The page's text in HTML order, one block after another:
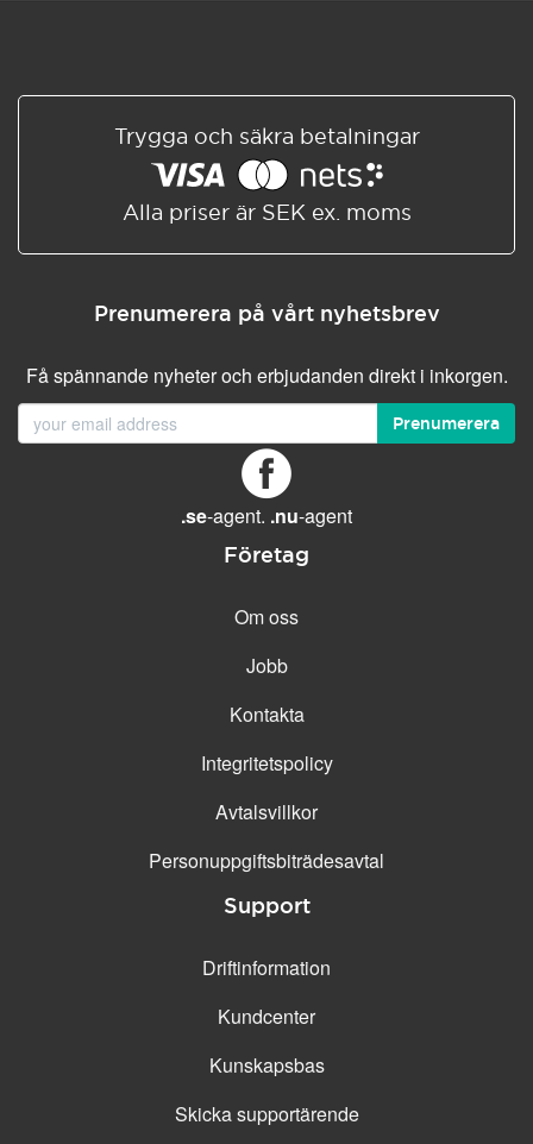
Trygga och säkra betalningar
Alla priser är SEK ex. moms
Prenumerera på vårt nyhetsbrev
Få spännande nyheter och erbjudanden direkt i inkorgen.
Prenumerera
.se-agent. .nu-agent
Företag
Om oss
Jobb
Kontakta
Integritetspolicy
Avtalsvillkor
Personuppgifts­biträdesavtal
Support
Driftinformation
Kundcenter
Kunskapsbas
Skicka supportärende